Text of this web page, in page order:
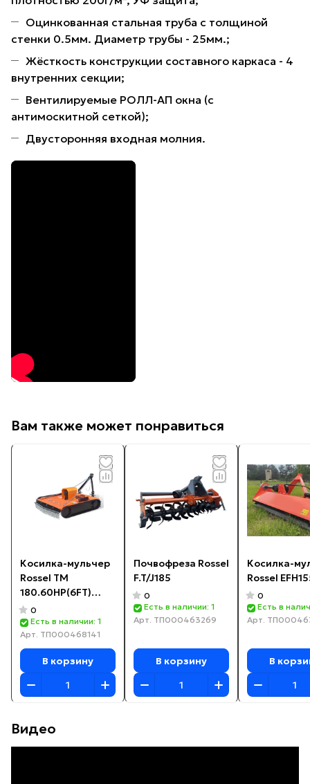
Оцинкованная стальная труба с толщиной
стенки 0.5мм. Диаметр трубы - 25мм.;
Жёсткость конструкции составного каркаса - 4
внутренних секции;
Вентилируемые РОЛЛ-АП окна (с
антимоскитной сеткой);
Двусторонняя входная молния.
Вам также может понравиться
Косилка-мульчер
Rossel TM
180.60HP(6FT)
(итальянский
насос)
0
Есть в наличии: 1
Арт. ТП000468141
В корзину
Почвофреза Rossel
F.T/J185
0
Есть в наличии: 1
Арт. ТП000463269
В корзину
Косилка-
Rossel
0
Есть в
Арт.
В
Видео